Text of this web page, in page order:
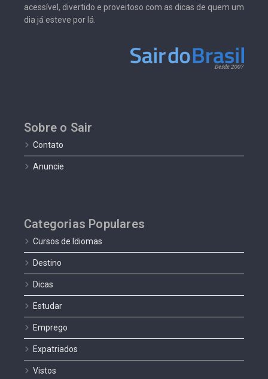
acessível, divertido e proveitoso com as dicas de quem um
dia já esteve por lá.
Sobre o Sair
Contato
Anuncie
Categorias Populares
Cursos de Idiomas
Destino
Dicas
Estudar
Emprego
Expatriados
Vistos